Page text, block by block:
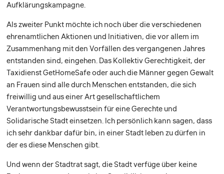
Aufklärungskampagne.
Als zweiter Punkt möchte ich noch über die verschiedenen
ehrenamtlichen Aktionen und Initiativen, die vor allem im
Zusammenhang mit den Vorfällen des vergangenen Jahres
entstanden sind, eingehen. Das Kollektiv Gerechtigkeit, der
Taxidienst GetHomeSafe oder auch die Männer gegen Gewalt
an Frauen sind alle durch Menschen entstanden, die sich
freiwillig und aus einer Art gesellschaftlichem
Verantwortungsbewusstsein für eine Gerechte und
Solidarische Stadt einsetzen. Ich persönlich kann sagen, dass
ich sehr dankbar dafür bin, in einer Stadt leben zu dürfen in
der es diese Menschen gibt.
Und wenn der Stadtrat sagt, die Stadt verfüge über keine